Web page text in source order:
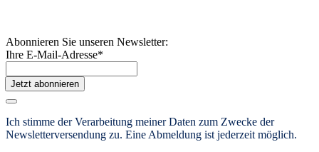
Abonnieren Sie unseren Newsletter:
Ihre E-Mail-Adresse*
Jetzt abonnieren
Ich stimme der Verarbeitung meiner Daten zum Zwecke der
Newsletterversendung zu. Eine Abmeldung ist jederzeit möglich.